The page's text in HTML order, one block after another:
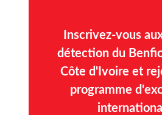
Inscrivez-vous
détection du
Côte d'Ivoire et
programme